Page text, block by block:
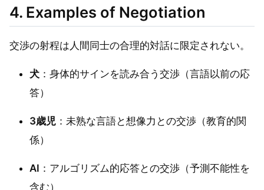
4. Examples of Negotiation
交渉の射程は人間同士の合理的対話に限定されない。
犬 ：身体的サインを読み合う交渉（言語以前の応
答）
3歳児 ：未熟な言語と想像力との交渉（教育的関
係）
AI ：アルゴリズム的応答との交渉（予測不能性を
含む）